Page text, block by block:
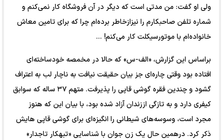
ولی او گفت: من مدتی است که دیگر در آن فروشگاه کار نمی‌کنم و
شماره تلفن صاحبکارم را نیزازخاطر برده‌ام چرا که برای تامین معاش
خانواده‌ام با موتورسیکلت کار می‌کنم! ...
براساس این گزارش، «الف-س» که حالا در مخمصه خودساخته‌ای
افتاده بود وقتی چاره‌ای جز بیان حقیقت نیافت به ناچار لب به اعتراف
گشود و چندین فقره گوشی قاپی را پذیرفت. متهم ۳۷ ساله که سوابق
کیفری دارد و به تازگی اززندان آزاد شده بود، با بیان این که هنوز
مجرد است، وسوسه‌های شیطانی را انگیزه‌ای برای گوشی قاپی هایش
ذکر کرد. درهمین حال یک زن جوان با شناسایی «تبهکار تاجدار»